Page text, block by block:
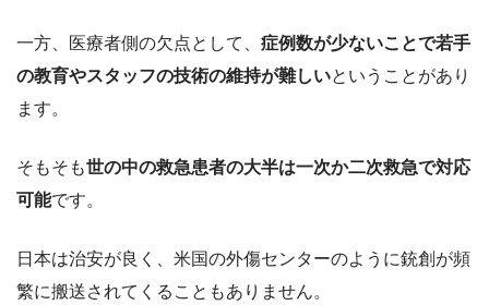
一方、医療者側の欠点として、 症例数が少ないことで若手
の教育やスタッフの技術の維持が難しいということがあり
ます。
そもそも世の中の救急患者の大半は一次か二次救急で対応
可能です。
日本は治安が良く、米国の外傷センターのように銃創が頻
繁に搬送されてくることもありません。